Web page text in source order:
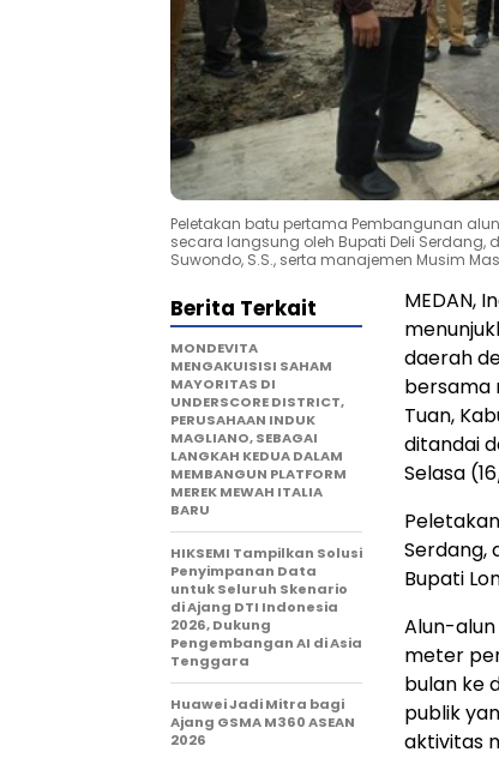
Peletakan batu pertama Pembangunan
secara langsung oleh Bupati Deli Serdang,
Suwondo, S.S., serta manajemen Musim
MEDAN,
daerah
bersama
Tuan,
ditandai
Selasa
Serdang,
Bupati
Alun-
meter
bulan ke
publik
aktivitas
Berita Terkait
MONDEVITA
MENGAKUISISI SAHAM
MAYORITAS DI
UNDERSCORE DISTRICT,
PERUSAHAAN INDUK
MAGLIANO, SEBAGAI
LANGKAH KEDUA DALAM
MEMBANGUN PLATFORM
MEREK MEWAH ITALIA
BARU
HIKSEMI Tampilkan Solusi
Penyimpanan Data
untuk Seluruh Skenario
di Ajang DTI Indonesia
2026, Dukung
Pengembangan AI di Asia
Tenggara
Huawei Jadi Mitra bagi
Ajang GSMA M360 ASEAN
2026